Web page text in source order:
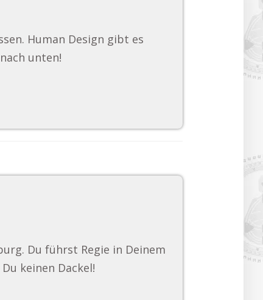
Human Design gibt es
unten!
Du führst Regie in Deinem
keinen Dackel!